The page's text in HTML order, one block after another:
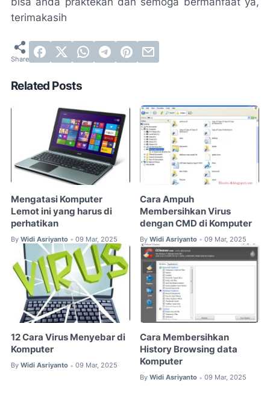
terimakasih
Related Posts
Mengatasi Komputer
Lemot ini yang harus di
perhatikan
By Widi Asriyanto • 09 Mar, 2025
Cara Ampuh
Membersihkan Virus
dengan CMD di Komputer
By Widi Asriyanto • 09 Mar, 2025
12 Cara Virus Menyebar di
Komputer
By Widi Asriyanto • 09 Mar, 2025
Cara Membersihkan
History Browsing data
Komputer
By Widi Asriyanto • 09 Mar, 2025